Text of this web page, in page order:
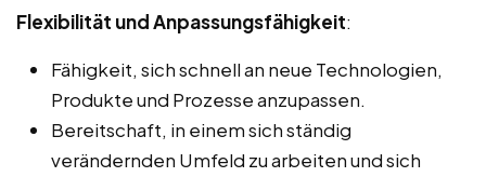
Flexibilität und Anpassungsfähigkeit:
Fähigkeit, sich schnell an neue Technologien,
Produkte und Prozesse anzupassen.
Bereitschaft, in einem sich ständig
verändernden Umfeld zu arbeiten und sich